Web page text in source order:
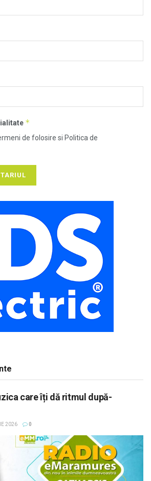
*
de folosire si Politica de
care îți dă ritmul după-
2026 0